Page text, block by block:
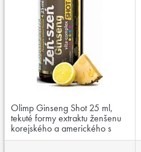
Olimp Ginseng Shot 25 ml,
tekuté formy extraktu ženšenu
korejského a amerického s
vitamíny